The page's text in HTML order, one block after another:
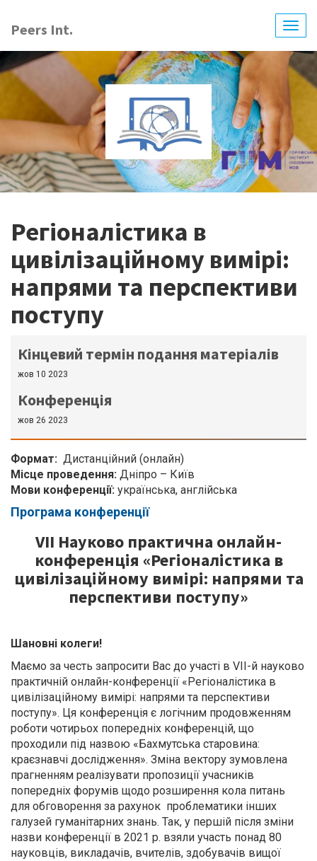
до
основного
вмісту
Peers Int.
Регіоналістика в
цивілізаційному вимірі:
напрями та перспективи
поступу
Кінцевий термін подання матеріалів
жов 10 2023
Конференція
жов 26 2023
Формат
Дистанційний (онлайн)
Місце проведення: Дніпро – Київ
Мови конференції: українська, англійська
Програма конференції
VІІ Науково практична онлайн-
конференція «Регіоналістика в
цивілізаційному вимірі: напрями та
перспективи поступу»
Шановні колеги!
Маємо за честь запросити Вас до участі в VІІ-й науково
практичній онлайн-конференції «Регіоналістика в
цивілізаційному вимірі: напрями та перспективи
поступу». Ця конференція є логічним продовженням
роботи чотирьох попередніх конференцій, що
проходили під назвою «Бахмутська старовина:
краєзнавчі дослідження». Зміна вектору зумовлена
прагненням реалізувати пропозиції учасників
попередніх форумів щодо розширення кола питань
для обговорення за рахунок проблематики інших
галузей гуманітарних знань. Так, у першій після зміни
назви конференції в 2021 р. взяли участь понад 80
науковців, викладачів, вчителів, здобувачів вищої